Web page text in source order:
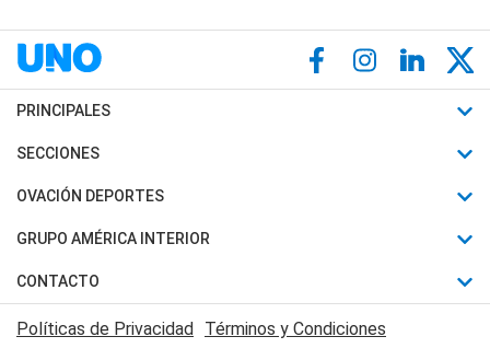
PRINCIPALES
Últimas Noticias
Política
Judiciales
Economia
SECCIONES
Horóscopo
Motores
Trucos caseros
Series y Películas
OVACIÓN DEPORTES
Fútbol
Mundial
Automovilismo
Rugby
GRUPO AMÉRICA INTERIOR
Canal 7 en Vivo
CONTACTO
Acerca de Nosotros
Políticas de Privacidad Términos y Condiciones